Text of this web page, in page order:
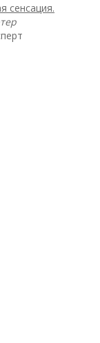
сенсация.